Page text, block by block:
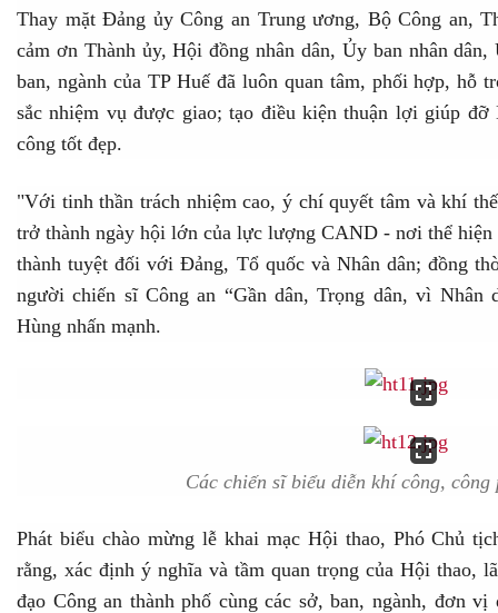
Thay mặt Đảng ủy Công an Trung ương, Bộ Công an,
cảm ơn Thành ủy, Hội đồng nhân dân, Ủy ban nhân
ban, ngành của TP Huế đã luôn quan tâm, phối hợp, hỗ
sắc nhiệm vụ được giao; tạo điều kiện thuận lợi giúp
công tốt đẹp.
"Với tinh thần trách nhiệm cao, ý chí quyết tâm và khí
trở thành ngày hội lớn của lực lượng CAND - nơi thể
thành tuyệt đối với Đảng, Tổ quốc và Nhân dân; đồng
người chiến sĩ Công an “Gần dân, Trọng dân, vì Nhân
Hùng nhấn mạnh.
Các chiến sĩ biểu diễn khí công, công
Phát biểu chào mừng lễ khai mạc Hội thao, Phó Chủ
rằng, xác định ý nghĩa và tầm quan trọng của Hội thao,
đạo Công an thành phố cùng các sở, ban, ngành, đơn